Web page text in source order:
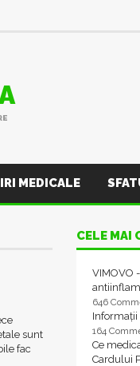
MEDICALE
sunt
fac
CELE MAI
VIMOVO
646
Informații
164
Ce
Cardului